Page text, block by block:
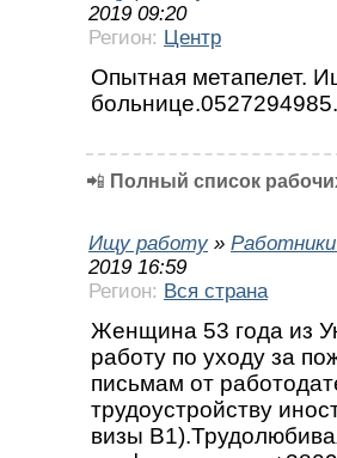
2019 09:20
Регион: Центр
Опытная метапелет.
📲 Полный список
Ищу работу »
2019 16:59
Регион: Вся страна
Женщина 53 года из
работу по уходу за
письмам от
трудоустройству
визы